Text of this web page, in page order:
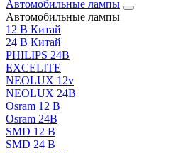
Автомобильные лампы
Автомобильные лампы
12 В Китай
24 В Китай
PHILIPS 24В
EXCELITE
NEOLUX 12v
NEOLUX 24В
Osram 12 В
Osram 24В
SMD 12 В
SMD 24 В